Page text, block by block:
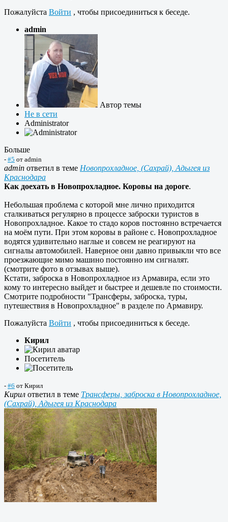
Пожалуйста Войти , чтобы присоединиться к беседе.
admin
Автор темы
Не в сети
Administrator
Больше
- #5 от admin
admin ответил в теме Новопрохладное, (Сахрай), Адыгея из
Краснодара
Как доехать в Новопрохладное. Коровы на дороге.
Небольшая проблема с которой мне лично приходится
сталкиваться регулярно в процессе заброски туристов в
Новопрохладное. Какое то стадо коров постоянно встречается
на моём пути. При этом коровы в районе с. Новопрохладное
водятся удивительно наглые и совсем не реагируют на
сигналы автомобилей. Наверное они давно привыкли что все
проезжающие мимо машино постоянно им сигналят.
(смотрите фото в отзывах выше).
Кстати, заброска в Новопрохладное из Армавира, если это
кому то интересно выйдет и быстрее и дешевле по стоимости.
Смотрите подробности "Трансферы, заброска, туры,
путешествия в Новопрохладное" в разделе по Армавиру.
Пожалуйста Войти , чтобы присоединиться к беседе.
Кирил
Посетитель
- #6 от Кирил
Кирил ответил в теме Трансферы, заброска в Новопрохладное,
(Сахрай), Адыгея из Краснодара